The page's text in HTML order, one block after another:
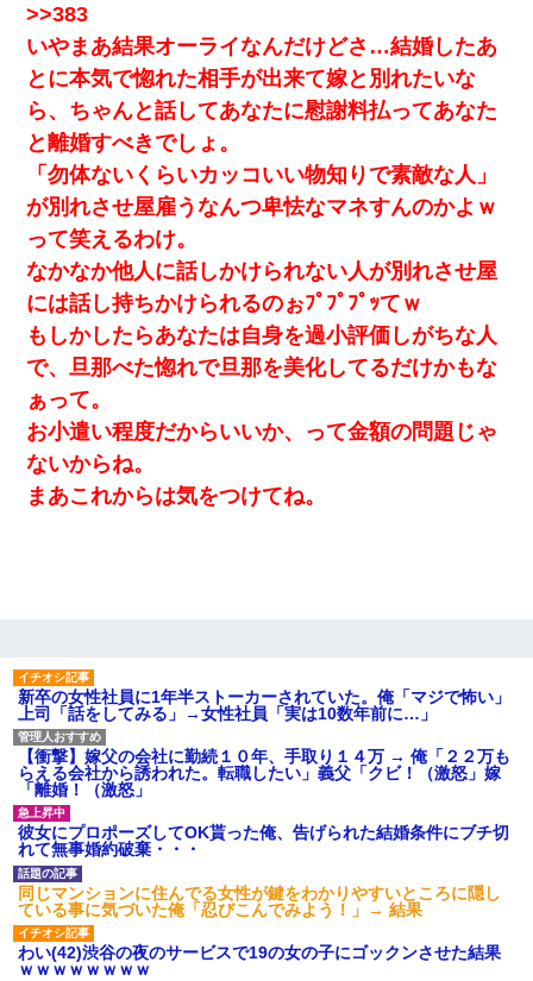
クラスで一人無口で誰とも話さない男子がいた。→修学旅行に来
なかったその男子に女子達がお土産を渡した。5分後…
【ワロタ】姉から「肉食系14才、乳丸出し、毛はうっすら生えか
け」というタイトルで画像が送られてきた
最近うちの庭に知らない男の人がしょっちゅう入ってくる。それ
を職場で愚痴ったら、同僚男性が怒鳴りつけてきた。
ミスした新人(
)に冗談で「行為させてくれたら許してあげる」
って言ったら・・・
17年飼っていた犬が亡くなった。鼻水垂らし嗚咽する私に、猫が
近づいて頭突きをしてきて…
【考察】兄嫁急死の1年後、兄が引越すというので手伝いに行った
ら下着が入った引き出しの奥にとんでもないモノを見つけた
>>383
いやまあ結果オーライなんだけどさ…結婚したあ
とに本気で惚れた相手が出来て嫁と別れたいな
ら、ちゃんと話してあなたに慰謝料払ってあなた
と離婚すべきでしょ。
「勿体ないくらいカッコいい物知りで素敵な人」
が別れさせ屋雇うなんつ卑怯なマネすんのかよｗ
って笑えるわけ。
なかなか他人に話しかけられない人が別れさせ屋
には話し持ちかけられるのぉﾌﾟﾌﾟﾌﾟｯてｗ
もしかしたらあなたは自身を過小評価しがちな人
で、旦那べた惚れで旦那を美化してるだけかもな
ぁって。
お小遣い程度だからいいか、って金額の問題じゃ
ないからね。
まあこれからは気をつけてね。
新卒の女性社員に1年半ストーカーされていた。俺「マジで怖い」
上司「話をしてみる」→女性社員「実は10数年前に…」
【衝撃】嫁父の会社に勤続１０年、手取り１４万 → 俺「２２万も
らえる会社から誘われた。転職したい」義父「クビ！（激怒」嫁
「離婚！（激怒」
彼女にプロポーズしてOK貰った俺、告げられた結婚条件にブチ切
れて無事婚約破棄・・・
同じマンションに住んでる女性が鍵をわかりやすいところに隠し
ている事に気づいた俺「忍びこんでみよう！」→ 結果
わい(42)渋谷の夜のサービスで19の女の子にゴックンさせた結果
ｗｗｗｗｗｗｗｗ